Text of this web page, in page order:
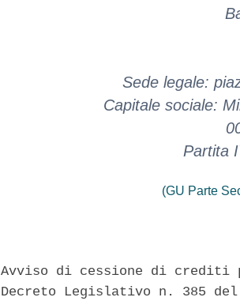
Sede legale:
Capitale sociale:
Partita
(GU Parte
Avviso di cessione di
Decreto Legislativo n. 385